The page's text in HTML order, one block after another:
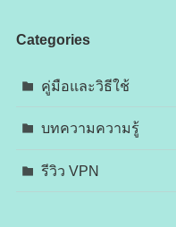
Categories
คู่มือและวิธีใช้
บทความความรู้
รีวิว VPN